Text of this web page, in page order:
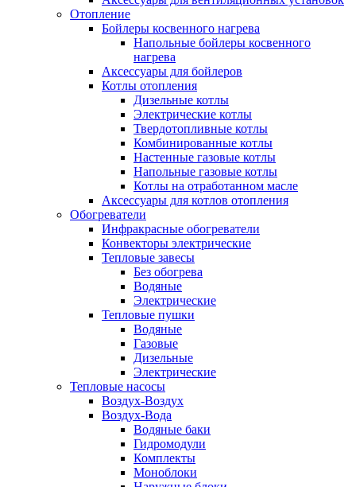
Отопление
Бойлеры косвенного нагрева
Напольные бойлеры косвенного
нагрева
Аксессуары для бойлеров
Котлы отопления
Дизельные котлы
Электрические котлы
Твердотопливные котлы
Комбинированные котлы
Настенные газовые котлы
Напольные газовые котлы
Котлы на отработанном масле
Аксессуары для котлов отопления
Обогреватели
Инфракрасные обогреватели
Конвекторы электрические
Тепловые завесы
Без обогрева
Водяные
Электрические
Тепловые пушки
Водяные
Газовые
Дизельные
Электрические
Тепловые насосы
Воздух-Воздух
Воздух-Вода
Водяные баки
Гидромодули
Комплекты
Моноблоки